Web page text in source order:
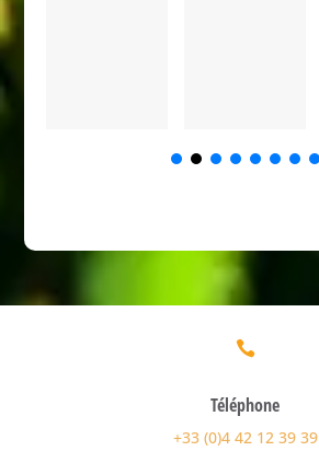

Téléphone
+33 (0)4 42 12 39 39